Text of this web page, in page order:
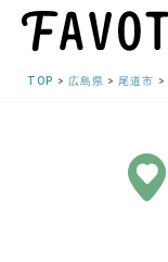
TOP 広島県 尾道市